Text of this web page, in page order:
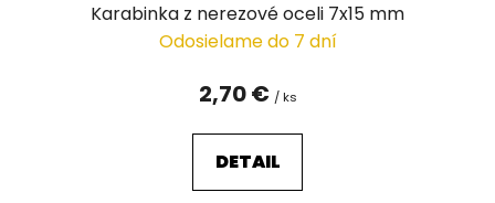
Karabinka z nerezové oceli 7x15 mm
Odosielame do 7 dní
2,70 € / ks
DETAIL